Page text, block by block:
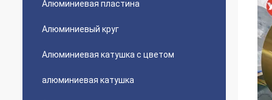
Алюминиевая пластина
Алюминиевый круг
Алюминиевая катушка с цветом
алюминиевая катушка